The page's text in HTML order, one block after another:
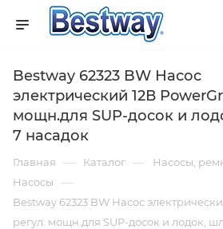
Bestway 62323 BW Насос
электрический 12В
мощн.для SUP-досок и
7 насадок
Главная — Каталог — Насосы,
Насосы —
Bestway 62323 BW Насос
регул. мощн.для SUP-досок и лодок,